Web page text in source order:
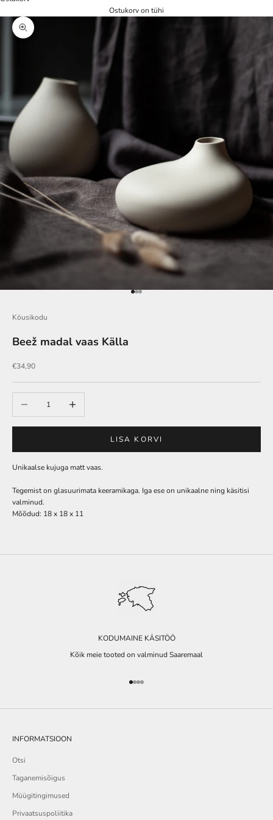
Ostukorv on tühi
Zoom
Go to item 1
Go to item 2
Go to item 3
Köusikodu
Beež madal vaas Källa
Soodushind
€34,90
LISA KORVI
Unikaalse kujuga matt vaas.
Tegemist on glasuurimata keeramikaga. Iga ese on unikaalne ning käsitisi
valminud.
Mõõdud: 18 x 18 x 11
KODUMAINE KÄSITÖÖ
Kõik meie tooted on valminud Saaremaal
Go to item 1
Go to item 2
Go to item 3
Go to item 4
INFORMATSIOON
Otsi
Taganemisõigus
Müügitingimused
Privaatsuspoliitika